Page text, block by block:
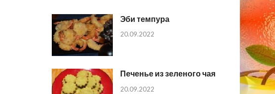
Эби темпура
20.09.2022
Печенье из зеленого чая
20.09.2022